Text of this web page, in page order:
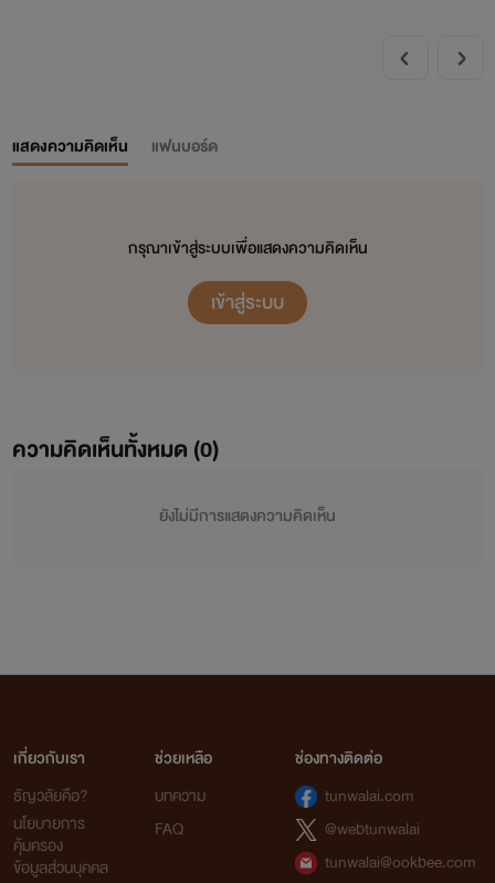
แสดงความคิดเห็น แฟนบอร์ด
กรุณาเข้าสู่ระบบเพื่อแสดงความคิดเห็น
เข้าสู่ระบบ
ความคิดเห็นทั้งหมด (0)
ยังไม่มีการแสดงความคิดเห็น
เกี่ยวกับเรา
ธัญวลัยคือ?
นโยบายการ
คุ้มครอง
ข้อมูลส่วนบุคคล
ช่วยเหลือ
บทความ
FAQ
ช่องทางติดต่อ
tunwalai.com
@webtunwalai
tunwalai@ookbee.com